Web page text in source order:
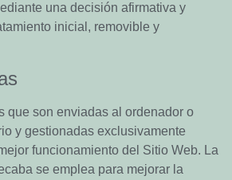
una decisión afirmativa y
inicial, removible y
que son enviadas al ordenador o
y gestionadas exclusivamente
funcionamiento del Sitio Web. La
se emplea para mejorar la